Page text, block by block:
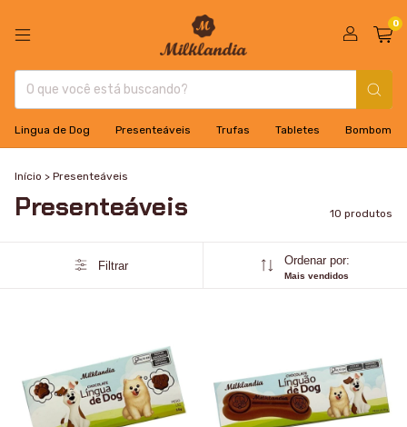
0
Lingua de Dog Presenteáveis Trufas Tabletes Bombom
Início > Presenteáveis
Presenteáveis 10 produtos
Filtrar Ordenar por:
Mais vendidos